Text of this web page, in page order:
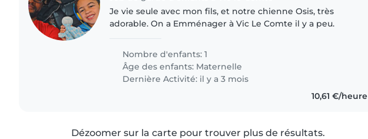
Je vie seule avec mon fils, et notre chienne Osis, très
adorable. On a Emménager à Vic Le Comte il y a peu.
Nombre d'enfants: 1
Âge des enfants: Maternelle
Dernière Activité: il y a 3 mois
10,61 €/heure
Dézoomer sur la carte pour trouver plus de résultats.